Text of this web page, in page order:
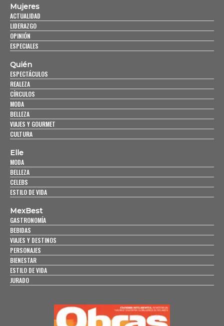
Mujeres
ACTUALIDAD
LIDERAZGO
OPINIÓN
ESPECIALES
Quién
ESPECTÁCULOS
REALEZA
CÍRCULOS
MODA
BELLEZA
VIAJES Y GOURMET
CULTURA
Elle
MODA
BELLEZA
CELEBS
ESTILO DE VIDA
MexBest
GASTRONOMÍA
BEBIDAS
VIAJES Y DESTINOS
PERSONAJES
BIENESTAR
ESTILO DE VIDA
JURADO